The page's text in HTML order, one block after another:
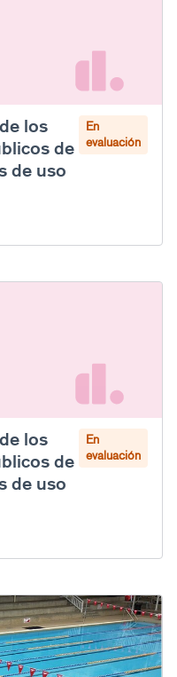
los
de
de uso
En
evaluación
los
de
de uso
En
evaluación